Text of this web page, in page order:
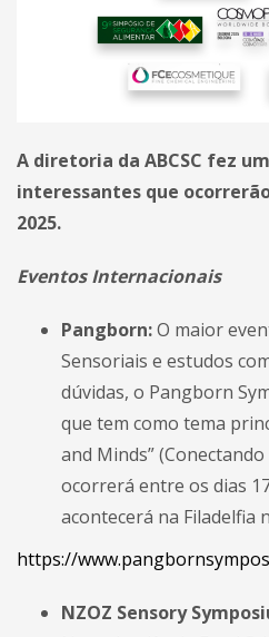
A diretoria da ABCSC fez
interessantes que
2025.
Eventos Internacionais
Pangborn:O maior
Sensoriais e estudos
dúvidas, o Pangborn
que tem como tema
and Minds”
ocorrerá entre os dias
acontecerá na Filadelfia
https://
NZOZ Sensory